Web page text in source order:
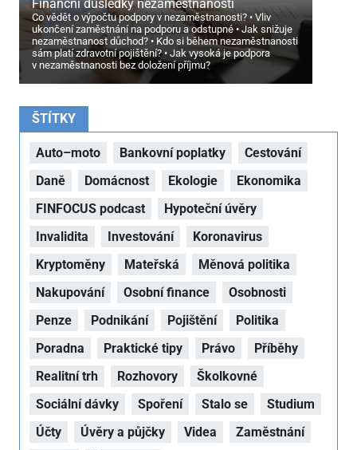
Finanční důsledky nezaměstnanosti
Co vědět o výpočtu podpory v nezaměstnanosti?
Vliv
ukončení zaměstnání na podporu a odstupné
Jak snižuje
nezaměstnanost důchod?
Kdo si během nezaměstnanosti
sám platí zdravotní pojištění?
Jak vysoká je podpora
v nezaměstnanosti bez doložení příjmu?
ŠTÍTKY
Auto–moto Bankovní poplatky
Cestování
Daně
Domácnost Ekologie
Ekonomika
FINFOCUS podcast
Hypoteční úvěry
Invalidita
Investování
Koronavirus
Kryptoměny
Mateřská
Měnová politika
Nakupování
Osobní finance
Osobnosti
Penze
Podnikání Pojištění
Politika
Poradna
Praktické tipy Právo
Příběhy
Realitní trh
Rozhovory
Školkovné
Sociální dávky
Spoření Stalo se
Studium
Účty
Úvěry a půjčky Videa
Zaměstnání